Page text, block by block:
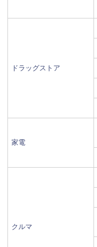
ドラッグストア
家電
クルマ